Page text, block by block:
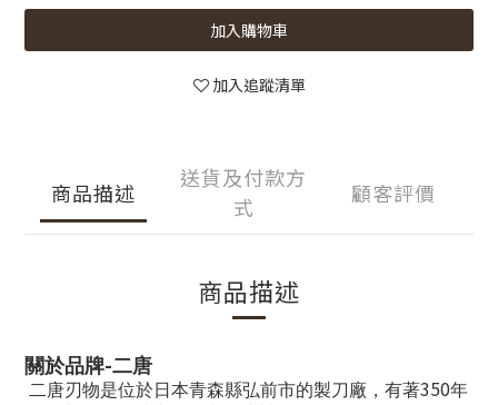
加入購物車
加入追蹤清單
商品描述
送貨及付款方
式
顧客評價
商品描述
關於品牌-二唐
二唐刃物是位於日本青森縣弘前市的製刀廠，有著350年